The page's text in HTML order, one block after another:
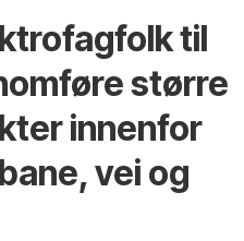
til
større
innenfor
vei og